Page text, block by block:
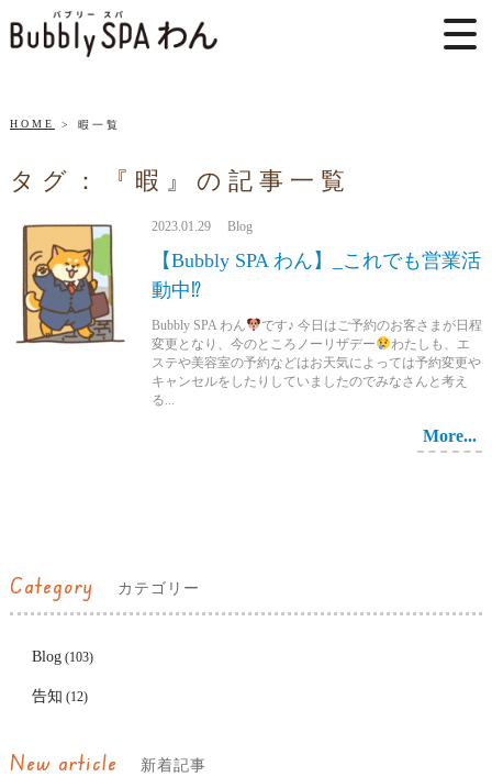
HOME 暇一覧
タグ：『暇』の記事一覧
2023.01.29 Blog
【Bubbly SPA わん】_これでも営業活
動中⁉
Bubbly SPA わん
です♪ 今日はご予約のお客さまが日程
変更となり、今のところノーリザデー
わたしも、エ
ステや美容室の予約などはお天気によっては予約変更や
キャンセルをしたりしていましたのでみなさんと考え
る...
More...
Category カテゴリー
Blog(103)
告知 (12)
New article 新着記事